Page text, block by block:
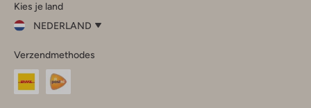
InstagramFacebook
Kies je land
NEDERLAND
je
land
Nederland
Verzendmethodes